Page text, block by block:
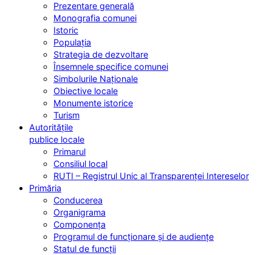
Prezentare generală
Monografia comunei
Istoric
Populația
Strategia de dezvoltare
Însemnele specifice comunei
Simbolurile Naționale
Obiective locale
Monumente istorice
Turism
Autoritățile
publice locale
Primarul
Consiliul local
RUTI – Registrul Unic al Transparenței Intereselor
Primăria
Conducerea
Organigrama
Componența
Programul de funcționare și de audiențe
Statul de funcții